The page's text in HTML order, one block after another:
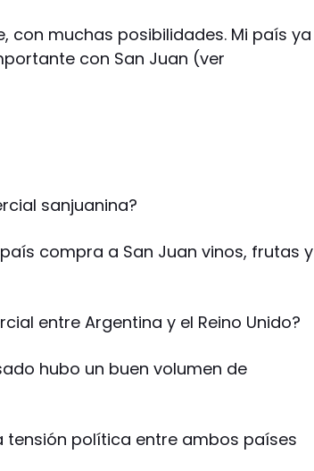
con muchas posibilidades. Mi país ya
con San Juan (ver
sanjuanina?
compra a San Juan vinos, frutas y
entre Argentina y el Reino Unido?
hubo un buen volumen de
política entre ambos países